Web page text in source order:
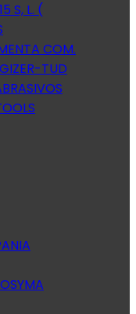
S, L. (
COM.
TUD